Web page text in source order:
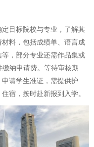
目标院校与专业，了解其
料，包括成绩单、语言成
，部分专业还需作品集或
纳申请费。等待审核期
请学生准证，需提供护
宿，按时赴新报到入学。